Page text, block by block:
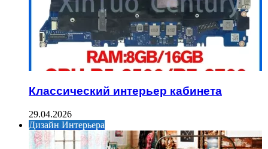
Классический интерьер кабинета
29.04.2026
Дизайн Интерьера